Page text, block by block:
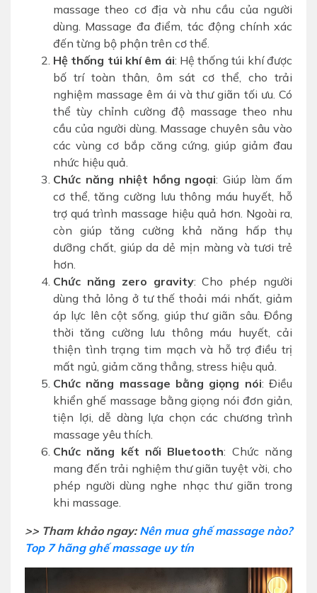
massage theo cơ địa và nhu cầu của người
dùng. Massage đa điểm, tác động chính xác
đến từng bộ phận trên cơ thể.
Hệ thống túi khí êm ái: Hệ thống túi khí được
bố trí toàn thân, ôm sát cơ thể, cho trải
nghiệm massage êm ái và thư giãn tối ưu. Có
thể tùy chỉnh cường độ massage theo nhu
cầu của người dùng. Massage chuyên sâu vào
các vùng cơ bắp căng cứng, giúp giảm đau
nhức hiệu quả.
Chức năng nhiệt hồng ngoại: Giúp làm ấm
cơ thể, tăng cường lưu thông máu huyết, hỗ
trợ quá trình massage hiệu quả hơn. Ngoài ra,
còn giúp tăng cường khả năng hấp thụ
dưỡng chất, giúp da dẻ mịn màng và tươi trẻ
hơn.
Chức năng zero gravity: Cho phép người
dùng thả lỏng ở tư thế thoải mái nhất, giảm
áp lực lên cột sống, giúp thư giãn sâu. Đồng
thời tăng cường lưu thông máu huyết, cải
thiện tình trạng tim mạch và hỗ trợ điều trị
mất ngủ, giảm căng thẳng, stress hiệu quả.
Chức năng massage bằng giọng nói: Điều
khiển ghế massage bằng giọng nói đơn giản,
tiện lợi, dễ dàng lựa chọn các chương trình
massage yêu thích.
Chức năng kết nối Bluetooth: Chức năng
mang đến trải nghiệm thư giãn tuyệt vời, cho
phép người dùng nghe nhạc thư giãn trong
khi massage.
>> Tham khảo ngay: Nên mua ghế massage nào?
Top 7 hãng ghế massage uy tín